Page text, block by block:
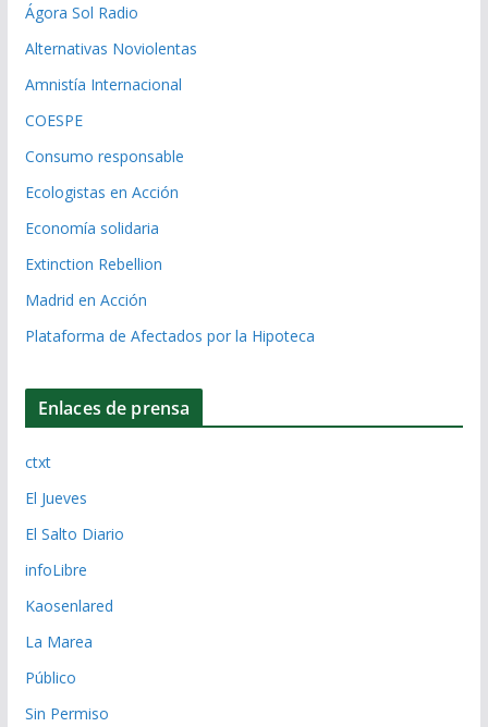
Ágora Sol Radio
Alternativas Noviolentas
Amnistía Internacional
COESPE
Consumo responsable
Ecologistas en Acción
Economía solidaria
Extinction Rebellion
Madrid en Acción
Plataforma de Afectados por la Hipoteca
Enlaces de prensa
ctxt
El Jueves
El Salto Diario
infoLibre
Kaosenlared
La Marea
Público
Sin Permiso